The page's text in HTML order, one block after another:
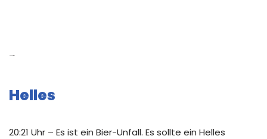
Helles
20:21 Uhr – Es ist ein Bier-Unfall. Es sollte ein Helles